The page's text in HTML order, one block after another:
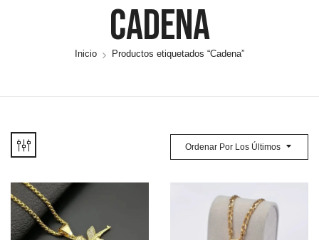
Cadena
Inicio Productos etiquetados “Cadena”
Ordenar Por Los Últimos